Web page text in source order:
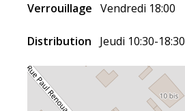
Verrouillage Vendredi 18:00
Distribution Jeudi 10:30-18:30